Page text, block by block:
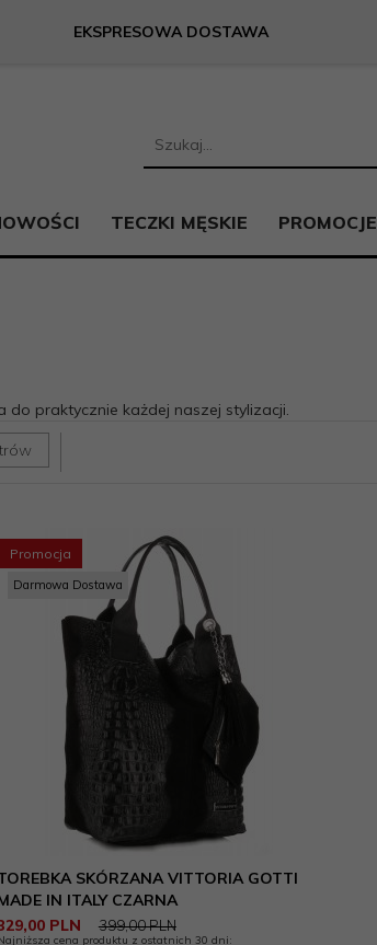
EKSPRESOWA DOSTAWA
TECZKI MĘSKIE PROMOCJE
praktycznie każdej naszej stylizacji.
Promocja
SKÓRZANA VITTORIA GOTTI
IN ITALY CZARNA
00 PLN 399,00 PLN
cena produktu z ostatnich 30 dni:
Darmowa Dostawa